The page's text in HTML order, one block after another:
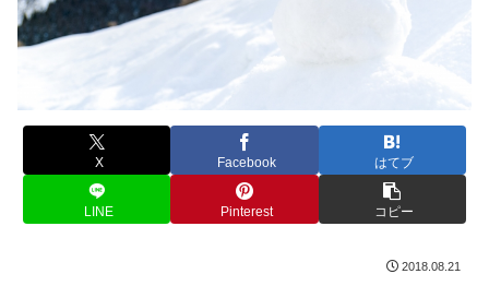
X Facebook はてブ
LINE Pinterest コピー
2018.08.21